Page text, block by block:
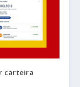
carteira